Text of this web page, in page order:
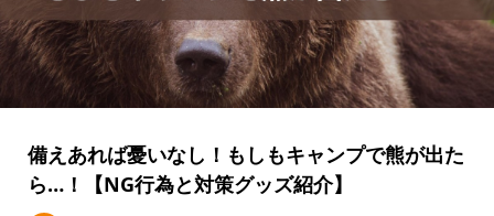
備えあれば憂いなし！もしもキャンプで熊が出た
ら…！【NG行為と対策グッズ紹介】